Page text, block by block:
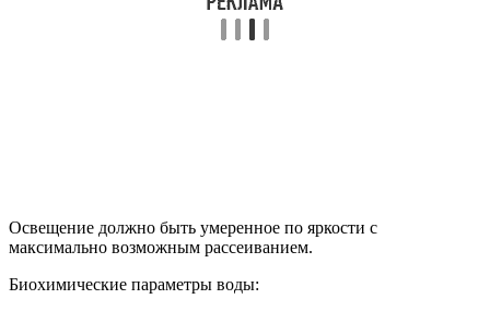
Освещение должно быть умеренное по яркости с
максимально возможным рассеиванием.
Биохимические параметры воды: